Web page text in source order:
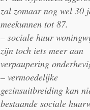
zal zomaar nog wel 30
meekunnen tot 87.
– sociale huur
zijn toch iets meer aan
verpaupering
– vermoedelijke
gezinsuitbreiding kan
bestaande sociale